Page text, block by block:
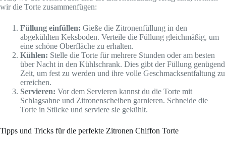
wir die Torte zusammenfügen:
Füllung einfüllen: Gieße die Zitronenfüllung in den
abgekühlten Keksboden. Verteile die Füllung gleichmäßig, um
eine schöne Oberfläche zu erhalten.
Kühlen: Stelle die Torte für mehrere Stunden oder am besten
über Nacht in den Kühlschrank. Dies gibt der Füllung genügend
Zeit, um fest zu werden und ihre volle Geschmacksentfaltung zu
erreichen.
Servieren: Vor dem Servieren kannst du die Torte mit
Schlagsahne und Zitronenscheiben garnieren. Schneide die
Torte in Stücke und serviere sie gekühlt.
Tipps und Tricks für die perfekte Zitronen Chiffon Torte